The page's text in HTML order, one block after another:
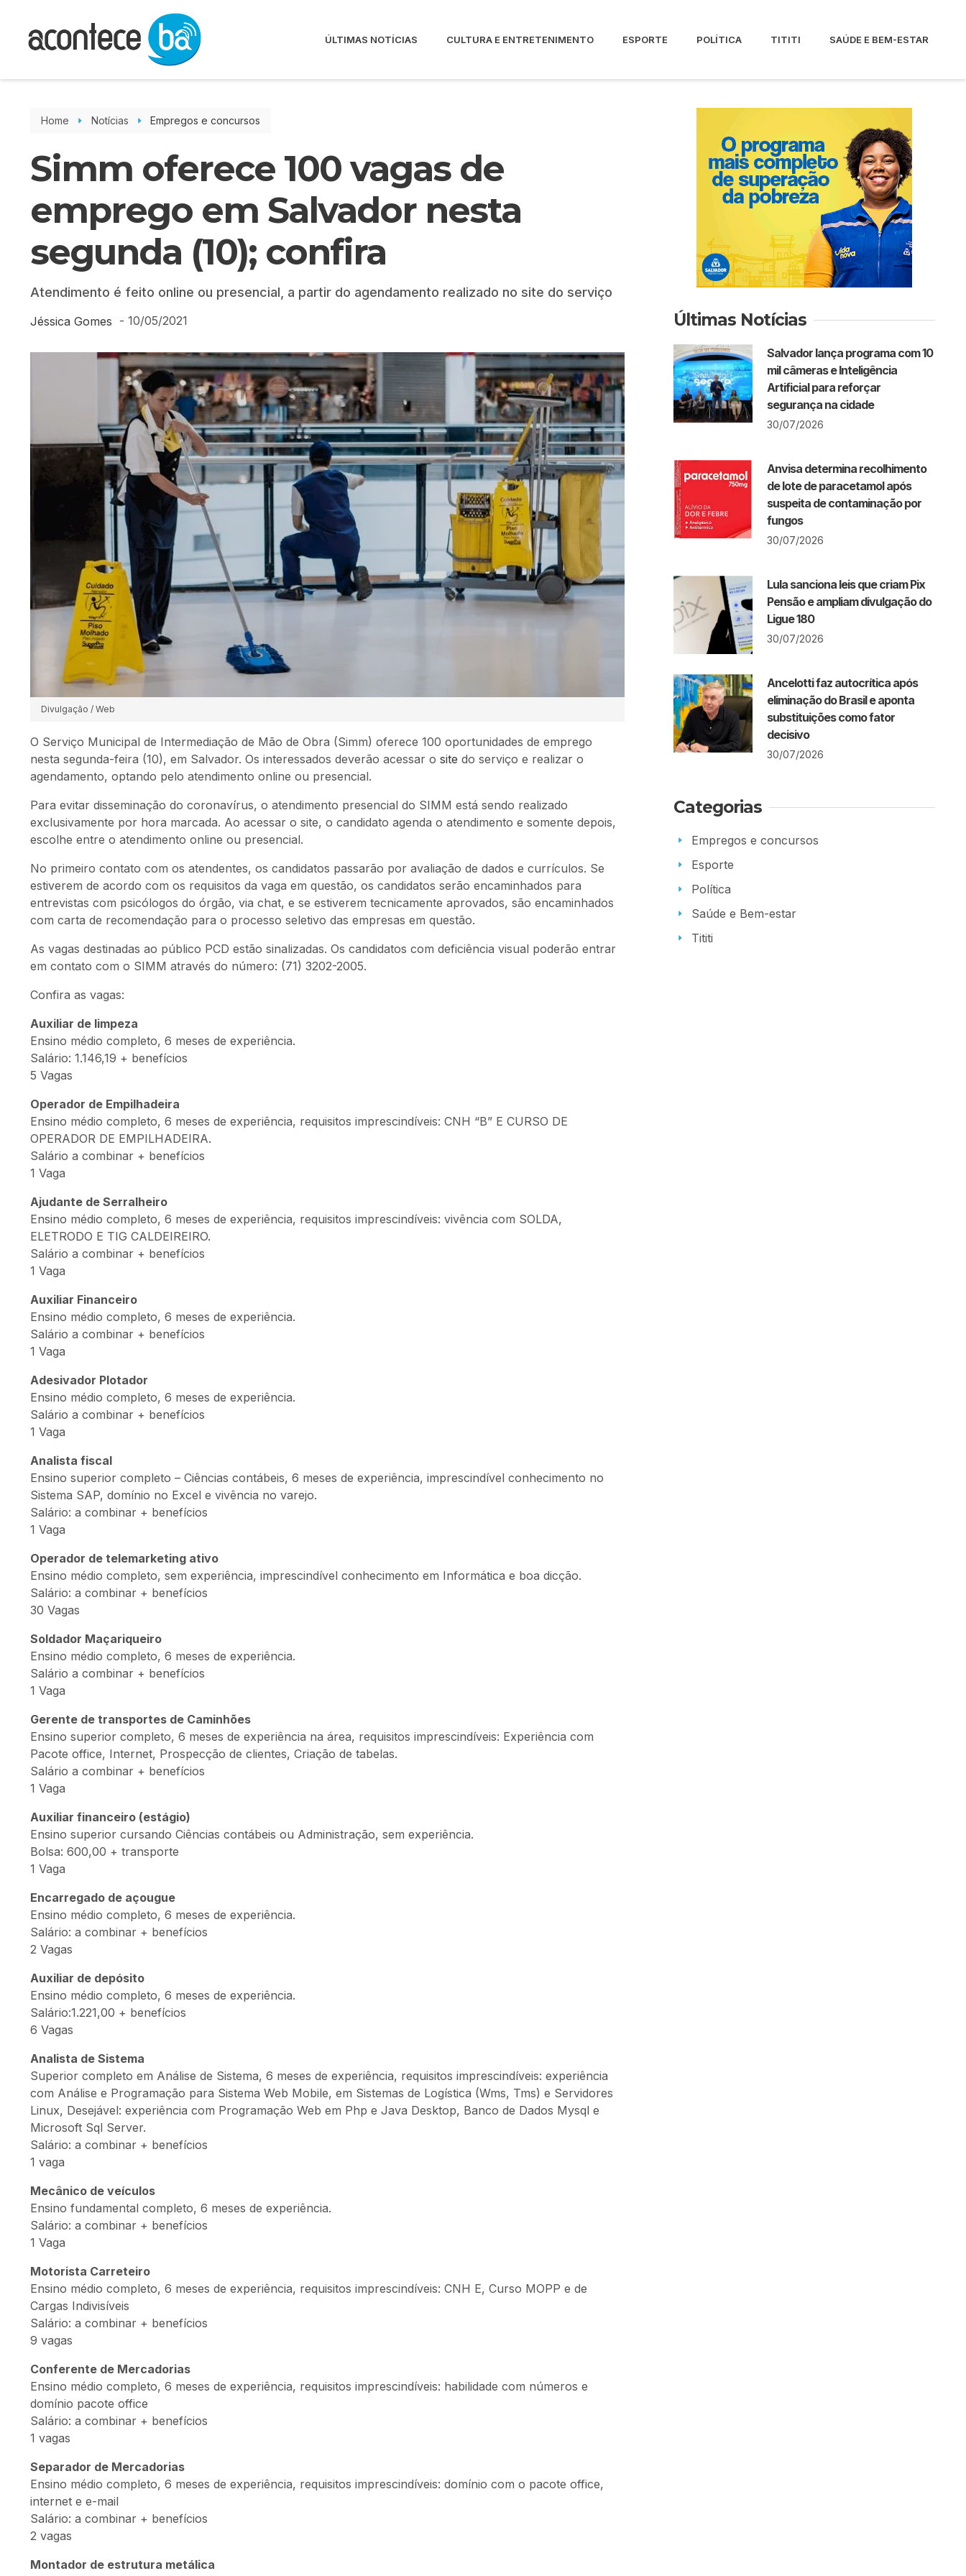
ÚLTIMAS NOTÍCIAS CULTURA E ENTRETENIMENTO ESPORTE POLÍTICA TITITI SAÚDE E BEM-ESTAR
Home Notícias Empregos e concursos
Simm oferece 100 vagas de
emprego em Salvador nesta
segunda (10); confira
Atendimento é feito online ou presencial, a partir do agendamento realizado no site do serviço
Jéssica Gomes - 10/05/2021
Divulgação / Web
O Serviço Municipal de Intermediação de Mão de Obra (Simm) oferece 100 oportunidades de emprego
nesta segunda-feira (10), em Salvador. Os interessados deverão acessar o site do serviço e realizar o
agendamento, optando pelo atendimento online ou presencial.
Para evitar disseminação do coronavírus, o atendimento presencial do SIMM está sendo realizado
exclusivamente por hora marcada. Ao acessar o site, o candidato agenda o atendimento e somente depois,
escolhe entre o atendimento online ou presencial.
No primeiro contato com os atendentes, os candidatos passarão por avaliação de dados e currículos. Se
estiverem de acordo com os requisitos da vaga em questão, os candidatos serão encaminhados para
entrevistas com psicólogos do órgão, via chat, e se estiverem tecnicamente aprovados, são encaminhados
com carta de recomendação para o processo seletivo das empresas em questão.
As vagas destinadas ao público PCD estão sinalizadas. Os candidatos com deficiência visual poderão entrar
em contato com o SIMM através do número: (71) 3202-2005.
Confira as vagas:
Auxiliar de limpeza
Ensino médio completo, 6 meses de experiência.
Salário: 1.146,19 + benefícios
5 Vagas
Operador de Empilhadeira
Ensino médio completo, 6 meses de experiência, requisitos imprescindíveis: CNH “B” E CURSO DE
OPERADOR DE EMPILHADEIRA.
Salário a combinar + benefícios
1 Vaga
Ajudante de Serralheiro
Ensino médio completo, 6 meses de experiência, requisitos imprescindíveis: vivência com SOLDA,
ELETRODO E TIG CALDEIREIRO.
Salário a combinar + benefícios
1 Vaga
Auxiliar Financeiro
Ensino médio completo, 6 meses de experiência.
Salário a combinar + benefícios
1 Vaga
Adesivador Plotador
Ensino médio completo, 6 meses de experiência.
Salário a combinar + benefícios
1 Vaga
Analista fiscal
Ensino superior completo – Ciências contábeis, 6 meses de experiência, imprescindível conhecimento no
Sistema SAP, domínio no Excel e vivência no varejo.
Salário: a combinar + benefícios
1 Vaga
Operador de telemarketing ativo
Ensino médio completo, sem experiência, imprescindível conhecimento em Informática e boa dicção.
Salário: a combinar + benefícios
30 Vagas
Soldador Maçariqueiro
Ensino médio completo, 6 meses de experiência.
Salário a combinar + benefícios
1 Vaga
Gerente de transportes de Caminhões
Ensino superior completo, 6 meses de experiência na área, requisitos imprescindíveis: Experiência com
Pacote office, Internet, Prospecção de clientes, Criação de tabelas.
Salário a combinar + benefícios
1 Vaga
Auxiliar financeiro (estágio)
Ensino superior cursando Ciências contábeis ou Administração, sem experiência.
Bolsa: 600,00 + transporte
1 Vaga
Encarregado de açougue
Ensino médio completo, 6 meses de experiência.
Salário: a combinar + benefícios
2 Vagas
Auxiliar de depósito
Ensino médio completo, 6 meses de experiência.
Salário:1.221,00 + benefícios
6 Vagas
Analista de Sistema
Superior completo em Análise de Sistema, 6 meses de experiência, requisitos imprescindíveis: experiência
com Análise e Programação para Sistema Web Mobile, em Sistemas de Logística (Wms, Tms) e Servidores
Linux, Desejável: experiência com Programação Web em Php e Java Desktop, Banco de Dados Mysql e
Microsoft Sql Server.
Salário: a combinar + benefícios
1 vaga
Mecânico de veículos
Ensino fundamental completo, 6 meses de experiência.
Salário: a combinar + benefícios
1 Vaga
Motorista Carreteiro
Ensino médio completo, 6 meses de experiência, requisitos imprescindíveis: CNH E, Curso MOPP e de
Cargas Indivisíveis
Salário: a combinar + benefícios
9 vagas
Conferente de Mercadorias
Ensino médio completo, 6 meses de experiência, requisitos imprescindíveis: habilidade com números e
domínio pacote office
Salário: a combinar + benefícios
1 vagas
Separador de Mercadorias
Ensino médio completo, 6 meses de experiência, requisitos imprescindíveis: domínio com o pacote office,
internet e e-mail
Salário: a combinar + benefícios
2 vagas
Montador de estrutura metálica
Últimas Notícias
Salvador lança programa com 10
mil câmeras e Inteligência
Artificial para reforçar
segurança na cidade
30/07/2026
Anvisa determina recolhimento
de lote de paracetamol após
suspeita de contaminação por
fungos
30/07/2026
Lula sanciona leis que criam Pix
Pensão e ampliam divulgação do
Ligue 180
30/07/2026
Ancelotti faz autocrítica após
eliminação do Brasil e aponta
substituições como fator
decisivo
30/07/2026
Categorias
Empregos e concursos
Esporte
Política
Saúde e Bem-estar
Tititi